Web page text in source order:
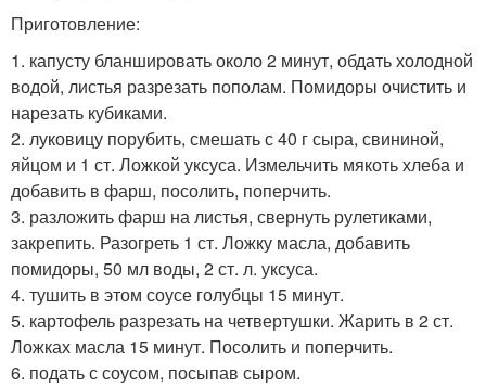
Приготовление:
1. капусту бланшировать около 2 минут, обдать холодной
водой, листья разрезать пополам. Помидоры очистить и
нарезать кубиками.
2. луковицу порубить, смешать с 40 г сыра, свининой,
яйцом и 1 ст. Ложкой уксуса. Измельчить мякоть хлеба и
добавить в фарш, посолить, поперчить.
3. разложить фарш на листья, свернуть рулетиками,
закрепить. Разогреть 1 ст. Ложку масла, добавить
помидоры, 50 мл воды, 2 ст. л. уксуса.
4. тушить в этом соусе голубцы 15 минут.
5. картофель разрезать на четвертушки. Жарить в 2 ст.
Ложках масла 15 минут. Посолить и поперчить.
6. подать с соусом, посыпав сыром.